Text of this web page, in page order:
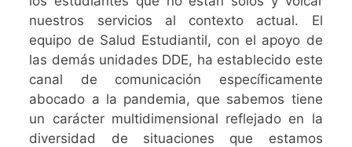
nuestros servicios al contexto actual. El
equipo de Salud Estudiantil, con el apoyo de
las demás unidades DDE, ha establecido este
canal de comunicación específicamente
abocado a la pandemia, que sabemos tiene
un carácter multidimensional reflejado en la
diversidad de situaciones que estamos